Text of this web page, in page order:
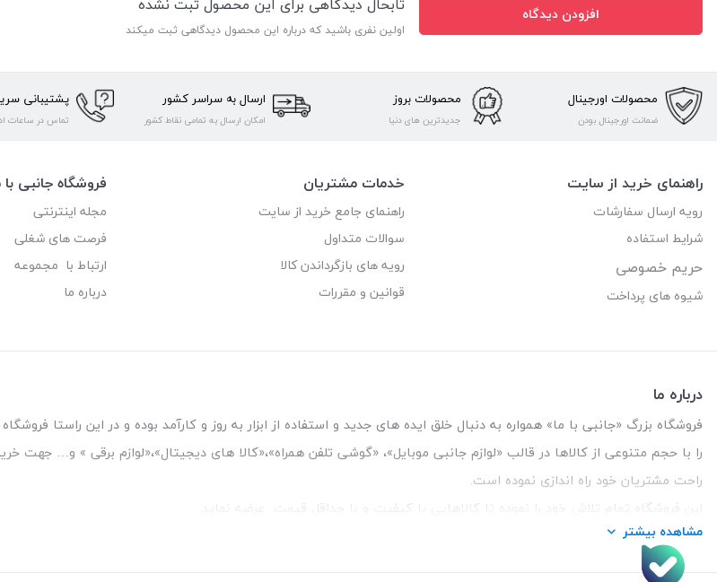
افزودن دیدگاه
اولین نفری باشید که درباره این محصول دیدگاهی ثبت میکند
محصولات اورجینال
ضمانت اورجینال بودن
محصولات بروز
جدیدترین های دنیا
ارسال به سراسر کشور
امکان ارسال به تمامی نقاط کشور
پشتیبانی
تماس در ساعات
راهنمای خرید از سایت
رویه ارسال سفارشات
شرایط استفاده
حریم خصوصی
شیوه های پرداخت
خدمات مشتریان
راهنمای جامع خرید از سایت
سوالات متداول
رویه های بازگرداندن کالا
قوانین و مقررات
فروشگاه جانبی با
مجله اینترنتی
فرصت های شغلی
ارتباط با مجموعه
درباره ما
درباره ما
فروشگاه بزرگ «جانبی با ما» همواره به دنبال خلق ایده های جدید و استفاده از ابزار به روز و کارآمد بوده و در این راستا
را با حجم متنوعی از کالاها در قالب «لوازم جانبی موبایل»، «گوشی تلفن همراه»،«کالا های دیجیتال»،«لوازم برقی » و… جهت
راحت مشتریان خود راه اندازی نموده است.
این فروشگاه تمام تلاش خود را نموده تا کالاهایی با کیفیت و با حداقل قیمت عرضه نماید.
تلفن تماس :
مشاهده بیشتر